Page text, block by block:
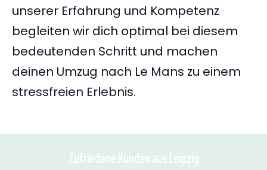
unserer Erfahrung und Kompetenz
begleiten wir dich optimal bei diesem
bedeutenden Schritt und machen
deinen Umzug nach Le Mans zu einem
stressfreien Erlebnis.
Zufriedene Kunden aus Leipzig